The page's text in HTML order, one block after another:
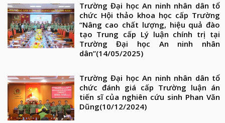
Trường Đại học An ninh nhân dân tổ
chức Hội thảo khoa học cấp Trường
“Nâng cao chất lượng, hiệu quả đào
tạo Trung cấp Lý luận chính trị tại
Trường Đại học An ninh nhân
dân”(14/05/2025)
Trường Đại học An ninh nhân dân tổ
chức đánh giá cấp Trường luận án
tiến sĩ của nghiên cứu sinh Phan Văn
Dũng(10/12/2024)